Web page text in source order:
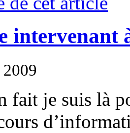
intervenant
je suis là